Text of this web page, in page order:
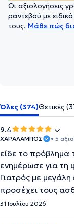
Οι αξιολογήσεις
ραντεβού με
τους. Μάθε πώς
Όλες (374)Θετικές
9.4
ΧΑΡΑΛΑΜΠΟΣ • 5
είδε το πρόβλημα
ενημέρωσε για τη
Γιατρός με
προσέχει τους
31 Ιουλίου 2026